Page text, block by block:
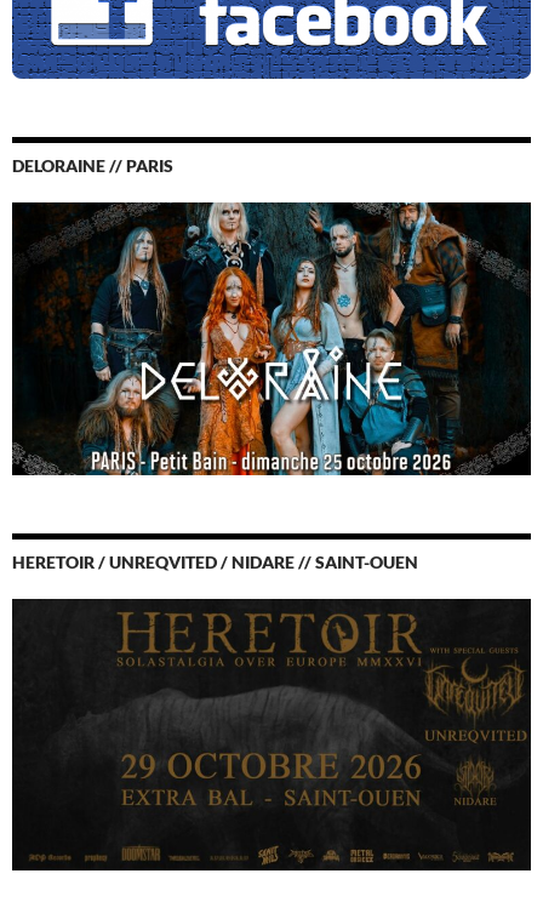
DELORAINE // PARIS
HERETOIR / UNREQVITED / NIDARE // SAINT-OUEN